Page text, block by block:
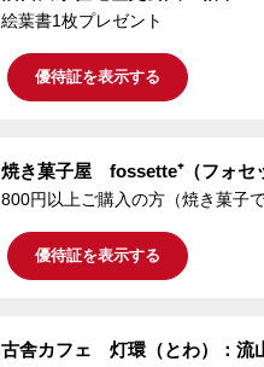
絵葉書1枚プレゼント
優待証を表示する
焼き菓子屋 fossette⁺（フォセ
800円以上ご購入の方（焼き菓子
優待証を表示する
古舎カフェ 灯環（とわ）：流